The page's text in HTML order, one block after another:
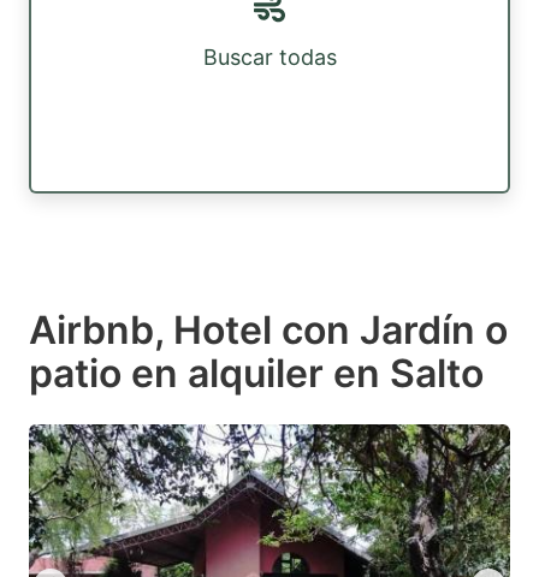
Buscar todas
Airbnb, Hotel con Jardín o
patio en alquiler en Salto